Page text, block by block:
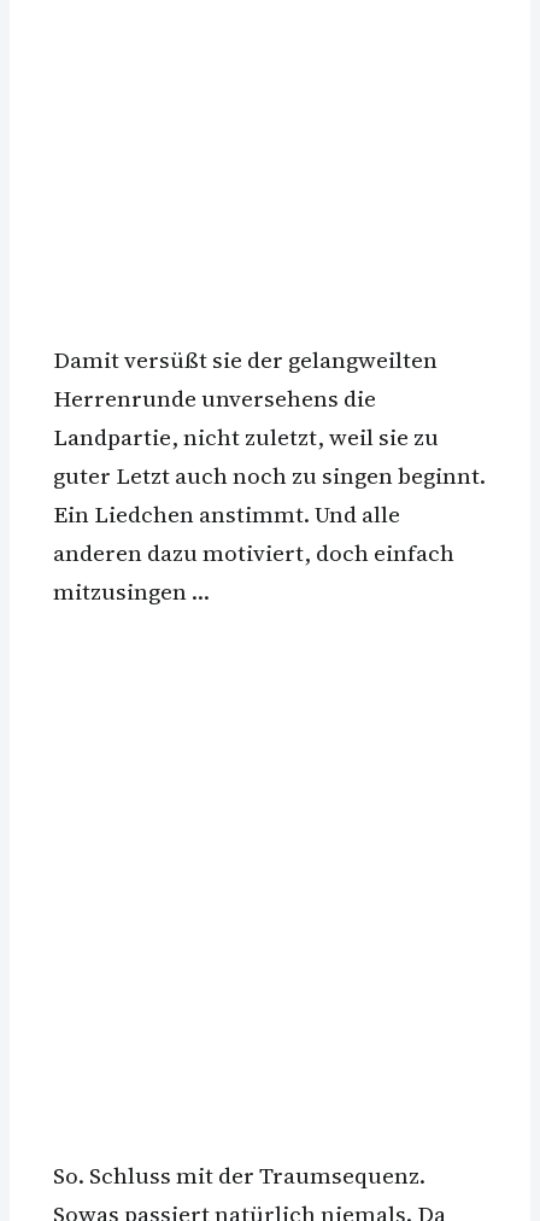
Damit versüßt sie der gelangweilten
Herrenrunde unversehens die
Landpartie, nicht zuletzt, weil sie zu
guter Letzt auch noch zu singen beginnt.
Ein Liedchen anstimmt. Und alle
anderen dazu motiviert, doch einfach
mitzusingen …
So. Schluss mit der Traumsequenz.
Sowas passiert natürlich niemals. Da